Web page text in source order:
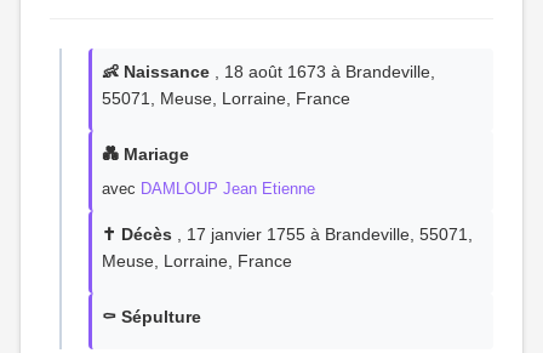
👶 Naissance , 18 août 1673 à Brandeville,
55071, Meuse, Lorraine, France
💑 Mariage
avec DAMLOUP Jean Etienne
✝️ Décès , 17 janvier 1755 à Brandeville, 55071,
Meuse, Lorraine, France
⚰️ Sépulture